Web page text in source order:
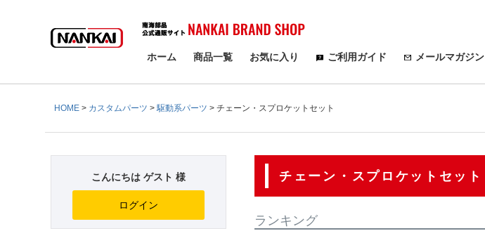
検索
ホーム 商品一覧 お気に入り ご利用ガイド メールマガジン
HOME カスタムパーツ 駆動系パーツ チェーン・スプロケットセット
こんにちは ゲスト 様
ログイン
チェーン・スプロケットセット
ランキング